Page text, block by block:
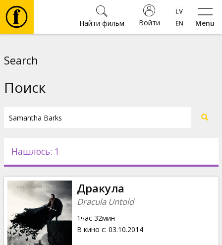
Menu
Войти
Найти фильм
Новости
Подарки
Кинозакуски
Search
Поиск
Нашлось: 1
Дракула
Dracula Untold
1час 32мин
В кино с: 03.10.2014